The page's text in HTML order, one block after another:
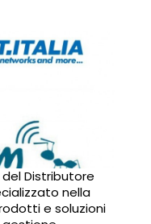
Distributore
nella
e soluzioni